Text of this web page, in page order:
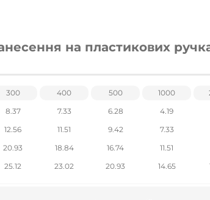
на пластикових
300 400 500 1000
8.37 7.33 6.28 4.19
12.56 11.51 9.42 7.33
20.93 18.84 16.74 11.51
25.12 23.02 20.93 14.65